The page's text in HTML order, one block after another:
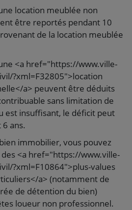
location meublée non
être reportés pendant 10
de la location meublée
<a href="https://www.ville-
?xml=F32805">location
a> peuvent être déduits
sans limitation de
est insuffisant, le déficit peut
ans.
immobilier, vous pouvez
<a href="https://www.ville-
?xml=F10864">plus-values
a> (notamment de
de détention du bien)
loueur non professionnel.